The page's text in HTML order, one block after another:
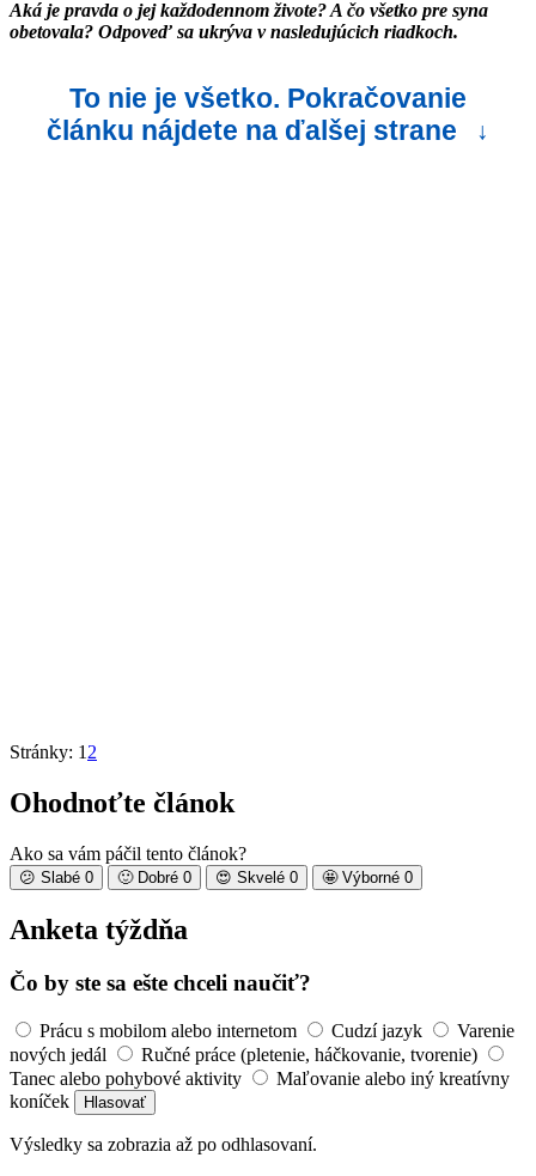
Aká je pravda o jej každodennom živote? A čo všetko pre syna
obetovala? Odpoveď sa ukrýva v nasledujúcich riadkoch.
To nie je všetko. Pokračovanie
článku nájdete na ďalšej strane
↓
Stránky: 1 2
Ohodnoťte článok
Ako sa vám páčil tento článok?
😕 Slabé 0 🙂 Dobré 0 😍 Skvelé 0 🤩 Výborné 0
Anketa týždňa
Čo by ste sa ešte chceli naučiť?
Prácu s mobilom alebo internetom Cudzí jazyk
Varenie
nových jedál
Ručné práce (pletenie, háčkovanie, tvorenie)
Tanec alebo pohybové aktivity
Maľovanie alebo iný kreatívny
koníček
Hlasovať
Výsledky sa zobrazia až po odhlasovaní.